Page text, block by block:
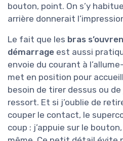
bouton, point. On s’y
arrière donnerait
Le fait que les bras
démarrage est aussi
envoie du courant à
met en position pour
besoin de tirer dessus ou
ressort. Et si j’oublie de
couper le contact, le
coup : j’appuie sur le